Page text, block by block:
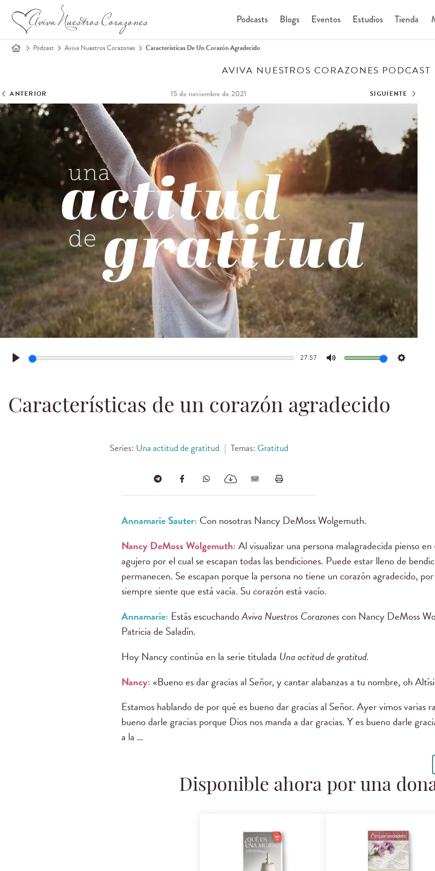
Podcasts Blogs Eventos Estudios Tienda
Podcast Aviva Nuestros Corazones Características De Un Corazón Agradecido
AVIVA NUESTROS CORAZONES PODCAST
ANTERIOR 15 de noviembre de 2021 SIGUIENTE
Play
27:57
Mute Settings
Características de un corazón agradecido
Series: Una actitud de gratitud | Temas: Gratitud
Annamarie Sauter: Con nosotras Nancy DeMoss Wolgemuth.
Nancy DeMoss Wolgemuth: Al visualizar una persona malagradecida pienso
agujero por el cual se escapan todas las bendiciones. Puede estar lleno de
permanecen. Se escapan porque la persona no tiene un corazón agradecido,
siempre siente que está vacía. Su corazón está vacío.
Annamarie: Estás escuchandoAviva Nuestros Corazones con Nancy DeMoss
Patricia de Saladín.
Hoy Nancy continúa en la serie titulada Una actitud de gratitud.
Nancy: «Bueno es dar gracias al Señor, y cantar alabanzas a tu nombre, oh
Estamos hablando de por qué es bueno dar gracias al Señor. Ayer vimos varias
bueno darle gracias porque Dios nos manda a dar gracias. Y es bueno darle
a la …
Disponible ahora por una